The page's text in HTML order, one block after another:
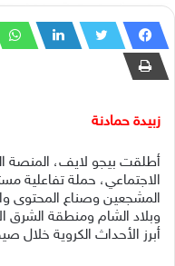
زبيدة حمادنة
أطلقت بيجو لايف، المنصة
الاجتماعي، حملة تفاعلية
المشجعين وصناع المحتوى
وبلاد الشام ومنطقة الشرق
أبرز الأحداث الكروية خلال صيف